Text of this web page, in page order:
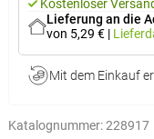
Kostenloser
Lieferung an die
von 5,29 € |
Mit dem Einkauf
Katalognummer:228917